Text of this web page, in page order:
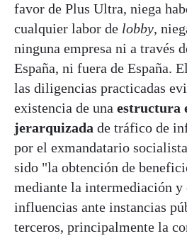
favor de Plus Ultra, niega
cualquier labor de lobby,
ninguna empresa ni a través
España, ni fuera de España.
las diligencias practicadas
existencia de una estructura
jerarquizada de tráfico de
por el exmandatario
sido "la obtención de
mediante la intermediación
influencias ante instancias
terceros, principalmente la